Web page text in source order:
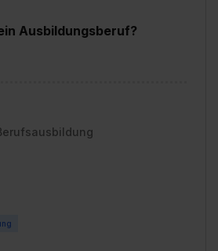
Ausbildungsberuf?